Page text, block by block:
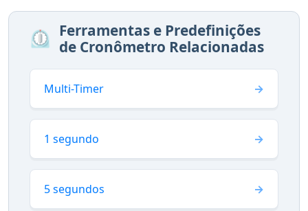
⏲️ Ferramentas e Predefinições
de Cronômetro Relacionadas
Multi-Timer
1 segundo
5 segundos